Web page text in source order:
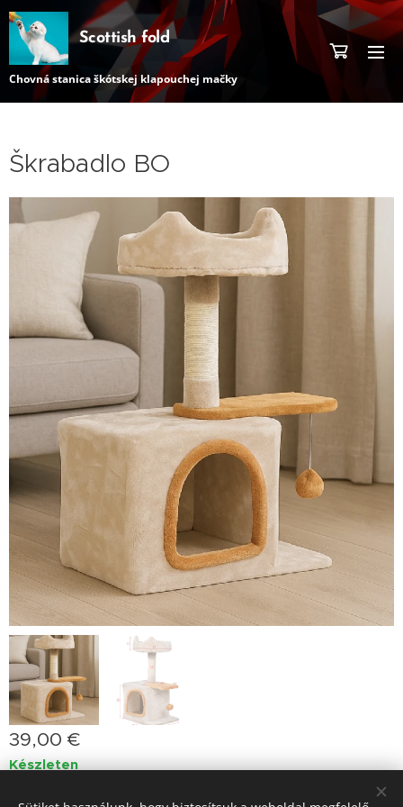
Scottish fold
Chovná stanica škótskej klapouchej mačky
Škrabadlo BO
39,00 €
Készleten